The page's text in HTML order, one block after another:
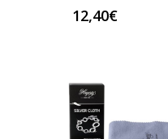
12,40€